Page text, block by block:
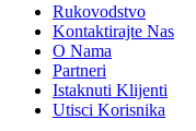
Rukovodstvo
Kontaktirajte Nas
O Nama
Partneri
Istaknuti Klijenti
Utisci Korisnika